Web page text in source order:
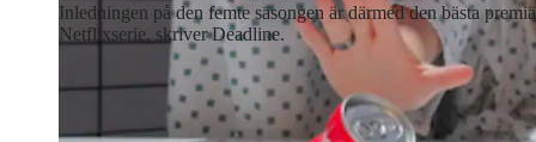
Inledningen på den femte säsongen är därmed den bästa
Netflixserie, skriver Deadline.